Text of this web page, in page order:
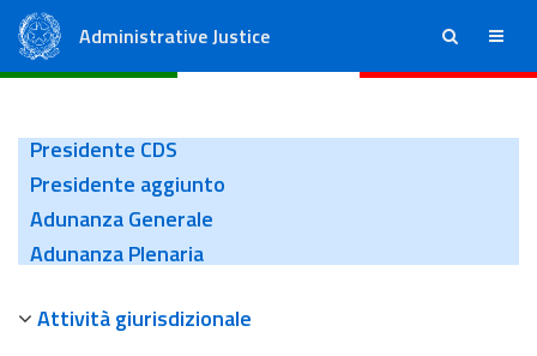
Administrative Justice ricerca menu
Presidente CDS
Presidente aggiunto
Adunanza Generale
Adunanza Plenaria
Attività giurisdizionale